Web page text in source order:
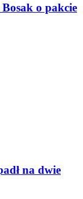
o pakcie
na dwie